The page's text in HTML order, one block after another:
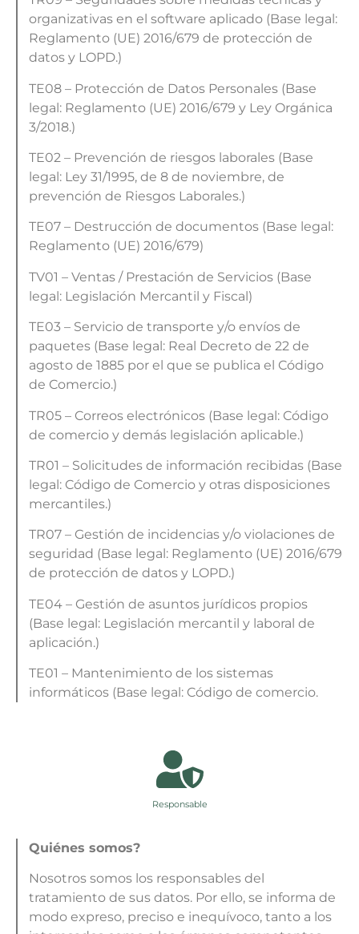
organizativas en el software aplicado (Base legal:
Reglamento (UE) 2016/679 de protección de
datos y LOPD.)
TE08 – Protección de Datos Personales (Base
legal: Reglamento (UE) 2016/679 y Ley Orgánica
3/2018.)
TE02 – Prevención de riesgos laborales (Base
legal: Ley 31/1995, de 8 de noviembre, de
prevención de Riesgos Laborales.)
TE07 – Destrucción de documentos (Base legal:
Reglamento (UE) 2016/679)
TV01 – Ventas / Prestación de Servicios (Base
legal: Legislación Mercantil y Fiscal)
TE03 – Servicio de transporte y/o envíos de
paquetes (Base legal: Real Decreto de 22 de
agosto de 1885 por el que se publica el Código
de Comercio.)
TR05 – Correos electrónicos (Base legal: Código
de comercio y demás legislación aplicable.)
TR01 – Solicitudes de información recibidas (Base
legal: Código de Comercio y otras disposiciones
mercantiles.)
TR07 – Gestión de incidencias y/o violaciones de
seguridad (Base legal: Reglamento (UE) 2016/679
de protección de datos y LOPD.)
TE04 – Gestión de asuntos jurídicos propios
(Base legal: Legislación mercantil y laboral de
aplicación.)
TE01 – Mantenimiento de los sistemas
informáticos (Base legal: Código de comercio.
Responsable
Quiénes somos?
Nosotros somos los responsables del
tratamiento de sus datos. Por ello, se informa de
modo expreso, preciso e inequívoco, tanto a los